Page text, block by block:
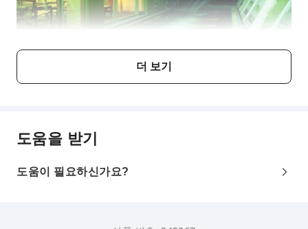
더 보기
도움을 받기
도움이 필요하신가요?